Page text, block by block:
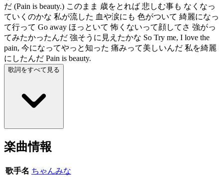
だ (Pain is beauty.) このまま 歳をとれば 悲しむ事も なくなっ
ていくのかな 私が流した 血や涙にも 色がついて 綺麗になっ
て行って Go away ほっといて 怖くないって顔してさ 強がっ
てみたかったんだ 強そうに見えたかな So Try me, I love the
pain, 今になってやっと知った 痛みって美しいんだ 私を綺麗
にしたんだ Pain is beauty.
歌詞をすべて見る
楽曲情報
歌手名 ちゃんみな